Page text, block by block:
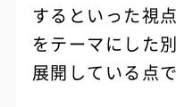
するといった視
をテーマにした
展開している点で